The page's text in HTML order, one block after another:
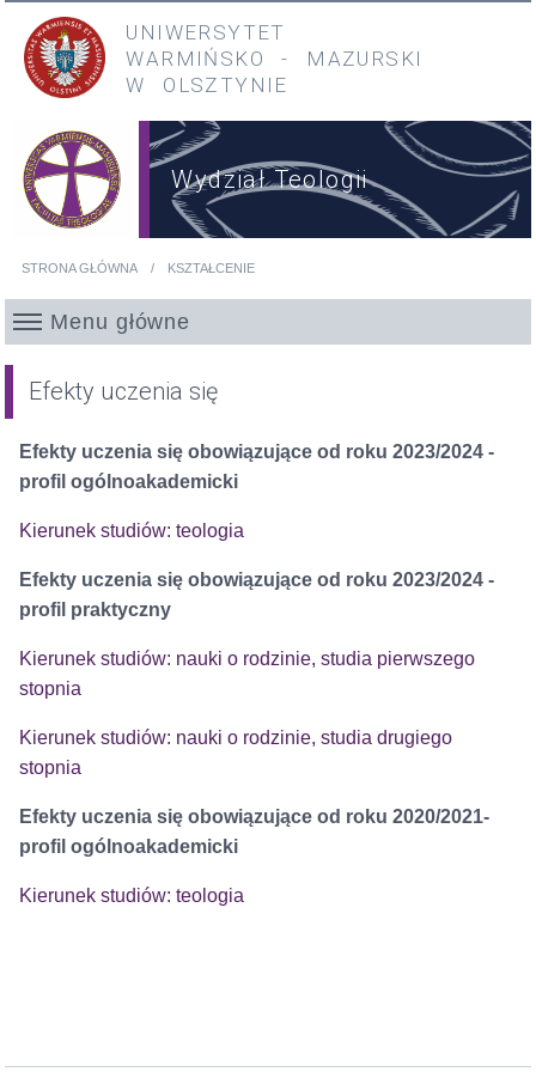
Przejdź do treści
Przejdź do menu głównego
UNIWERSYTET
WARMIŃSKO
- MAZURSKI
W OLSZTYNIE
Wydział Teologii
STRONA GŁÓWNA KSZTAŁCENIE
Menu główne
Efekty uczenia się
Efekty uczenia się obowiązujące od roku 2023/2024 -
profil ogólnoakademicki
Kierunek studiów: teologia
Efekty uczenia się obowiązujące od roku 2023/2024 -
profil praktyczny
Kierunek studiów: nauki o rodzinie, studia pierwszego
stopnia
Kierunek studiów: nauki o rodzinie, studia drugiego
stopnia
Efekty uczenia się obowiązujące od roku 2020/2021-
profil ogólnoakademicki
Kierunek studiów: teologia